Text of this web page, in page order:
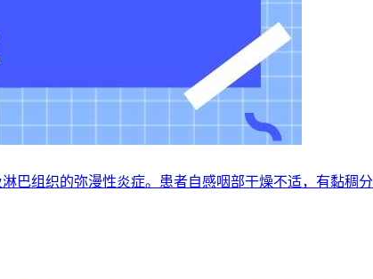
组织的弥漫性炎症。患者自感咽部干燥不适，有黏稠